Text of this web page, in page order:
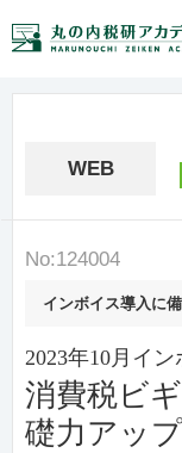
WEB
No:124004
インボイス導入に
2023年10月イン
消費税ビ
礎力アッ